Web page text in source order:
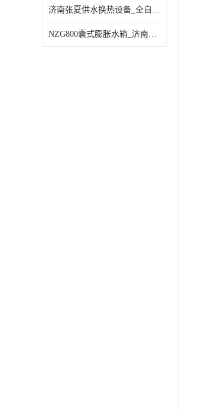
济南张夏供水换热设备_全自动定压脱气装置
NZG800囊式膨胀水箱_济南张夏设备制造